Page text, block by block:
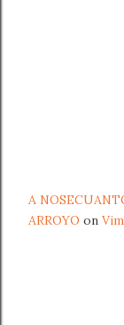
A
ARROYO on